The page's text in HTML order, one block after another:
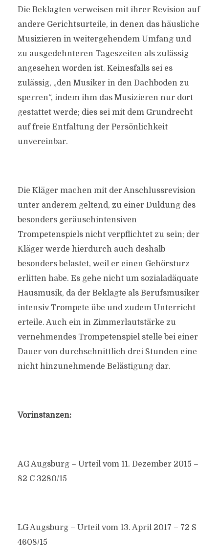
Die Beklagten verweisen mit ihrer Revision auf
andere Gerichtsurteile, in denen das häusliche
Musizieren in weitergehendem Umfang und
zu ausgedehnteren Tageszeiten als zulässig
angesehen worden ist. Keinesfalls sei es
zulässig, „den Musiker in den Dachboden zu
sperren“, indem ihm das Musizieren nur dort
gestattet werde; dies sei mit dem Grundrecht
auf freie Entfaltung der Persönlichkeit
unvereinbar.
Die Kläger machen mit der Anschlussrevision
unter anderem geltend, zu einer Duldung des
besonders geräuschintensiven
Trompetenspiels nicht verpflichtet zu sein; der
Kläger werde hierdurch auch deshalb
besonders belastet, weil er einen Gehörsturz
erlitten habe. Es gehe nicht um sozialadäquate
Hausmusik, da der Beklagte als Berufsmusiker
intensiv Trompete übe und zudem Unterricht
erteile. Auch ein in Zimmerlautstärke zu
vernehmendes Trompetenspiel stelle bei einer
Dauer von durchschnittlich drei Stunden eine
nicht hinzunehmende Belästigung dar.
Vorinstanzen:
AG Augsburg – Urteil vom 11. Dezember 2015 –
82 C 3280/15
LG Augsburg – Urteil vom 13. April 2017 – 72 S
4608/15